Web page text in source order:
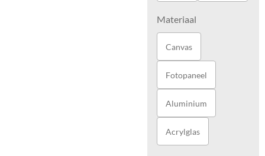
Materiaal
Canvas
Fotopaneel
Aluminium
Acrylglas